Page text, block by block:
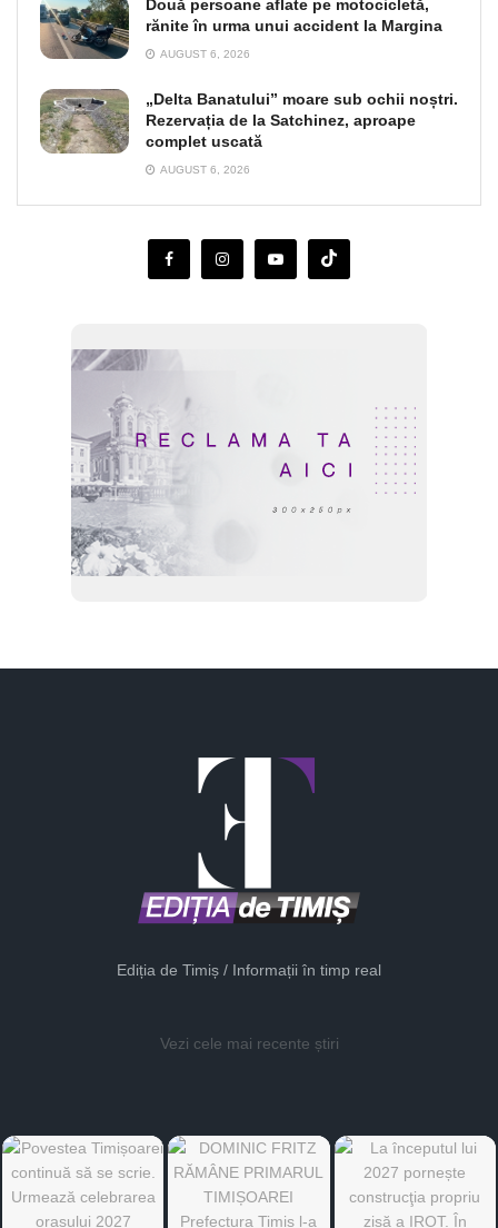
Două persoane aflate pe motocicletă,
rănite în urma unui accident la Margina
AUGUST 6, 2026
„Delta Banatului” moare sub ochii noștri.
Rezervația de la Satchinez, aproape
complet uscată
AUGUST 6, 2026
Ediția de Timiș / Informații în timp real
Vezi cele mai recente știri